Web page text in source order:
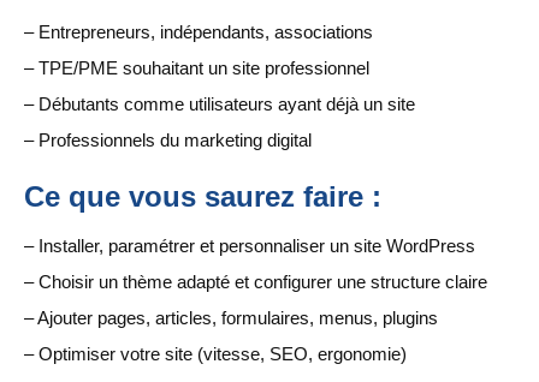
– Entrepreneurs, indépendants, associations
– TPE/PME souhaitant un site professionnel
– Débutants comme utilisateurs ayant déjà un site
– Professionnels du marketing digital
Ce que vous saurez faire :
– Installer, paramétrer et personnaliser un site WordPress
– Choisir un thème adapté et configurer une structure claire
– Ajouter pages, articles, formulaires, menus, plugins
– Optimiser votre site (vitesse, SEO, ergonomie)